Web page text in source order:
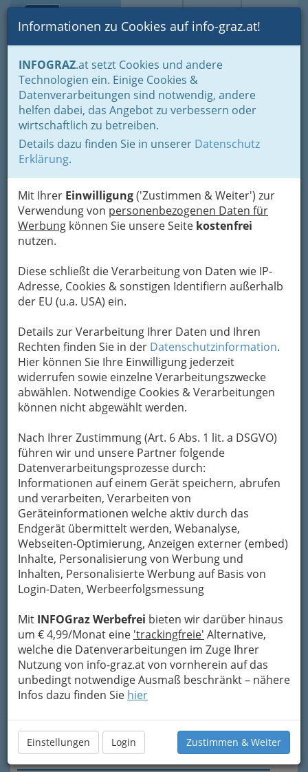
Suche Login Toggle
Informationen zu Cookies auf info-graz.at!
INFOGRAZ.at setzt Cookies und andere
Technologien ein. Einige Cookies &
Datenverarbeitungen sind notwendig, andere
helfen dabei, das Angebot zu verbessern oder
wirtschaftlich zu betreiben.
Details dazu finden Sie in unserer Datenschutz
Erklärung.
Mit Ihrer Einwilligung('Zustimmen & Weiter') zur
Verwendung von personenbezogenen Daten für
Werbung können Sie unsere Seite kostenfrei
nutzen.
Diese schließt die Verarbeitung von Daten wie IP-
Adresse, Cookies & sonstigen Identifiern außerhalb
der EU (u.a. USA) ein.
Details zur Verarbeitung Ihrer Daten und Ihren
Rechten finden Sie in der Datenschutzinformation.
Hier können Sie Ihre Einwilligung jederzeit
widerrufen sowie einzelne Verarbeitungszwecke
abwählen. Notwendige Cookies & Verarbeitungen
können nicht abgewählt werden.
Nach Ihrer Zustimmung (Art. 6 Abs. 1 lit. a DSGVO)
führen wir und unsere Partner folgende
Datenverarbeitungsprozesse durch:
Informationen auf einem Gerät speichern, abrufen
und verarbeiten, Verarbeiten von
Geräteinformationen welche aktiv durch das
Endgerät übermittelt werden, Webanalyse,
Webseiten-Optimierung, Anzeigen externer (embed)
Inhalte, Personalisierung von Werbung und
Inhalten, Personalisierte Werbung auf Basis von
Login-Daten, Werbeerfolgsmessung
Mit INFOGraz Werbefrei bieten wir darüber hinaus
um € 4,99/Monat eine 'trackingfreie' Alternative,
welche die Datenverarbeitungen im Zuge Ihrer
Nutzung von info-graz.at von vornherein auf das
unbedingt notwendige Ausmaß beschränkt – nähere
Infos dazu finden Sie hier
Einstellungen Login Zustimmen & Weiter
Home Branchen Freizeit & Sport
Vereine
Gesellschaft - Politik und Parteien
Tiervereine
RC Martinhof
Rudersdorfer Straße 112, 8055 Graz
+43 664 8438 126
Karte
Adresse mit Google Maps anschauen
Kontaktaufnahme
Um die Info-Graz Firmenvor Spam-Mails zu
bewahren, verwenden wir an dieser Stelle zur
Übermittlung Ihrer Nachricht ein sicheres
Formular. Ihre Nachricht wird nach dem
Absenden umgehend per Mail an das
Unternehmen RC Martinhof weitergeleitet.
Meine Email Adresse
Mein Betreff
Meine Nachricht
Meine Nachricht senden